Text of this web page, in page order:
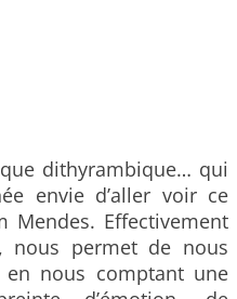
dithyrambique… qui
envie d’aller voir ce
Mendes. Effectivement
nous permet de nous
nous comptant une